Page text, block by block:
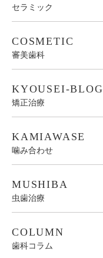
セラミック
COSMETIC
審美歯科
KYOUSEI-BLOG
矯正治療
KAMIAWASE
噛み合わせ
MUSHIBA
虫歯治療
COLUMN
歯科コラム